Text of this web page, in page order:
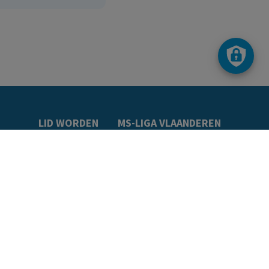
LID WORDEN MS-LIGA VLAANDEREN